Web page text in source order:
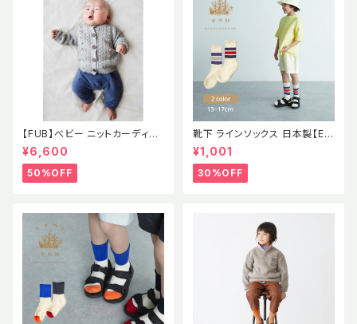
【FUB】べビー ニットカーディガ
ン ポンポン ポップコーン セー
ター ラムウール エコテックス認
証 2021AWBABY LAMBWOO
L CARDIGAN GRAY MELAN
¥6,600
50%OFF
靴下 ラインソックス 日本製【EE
H】イーストエンドハイランダー
ズ
¥1,001
30%OFF